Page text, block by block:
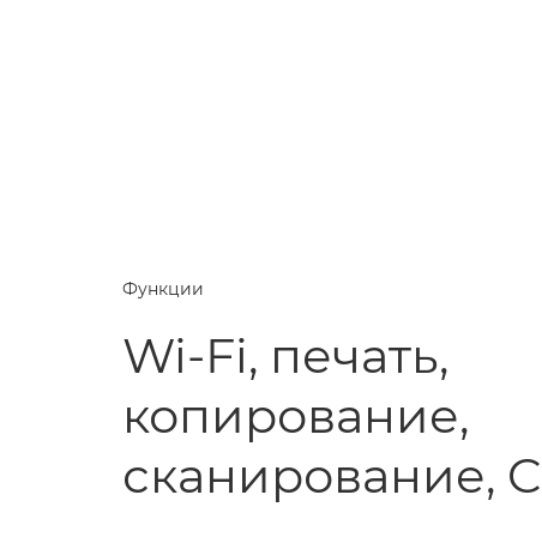
Функции
Wi-Fi, печать,
копирование,
сканирование,